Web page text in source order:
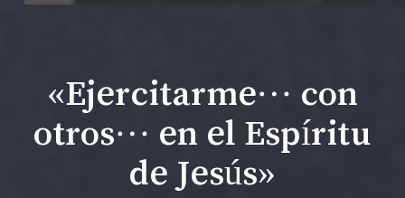
«Ejercitarme… con
otros… en el Espíritu
de Jesús»